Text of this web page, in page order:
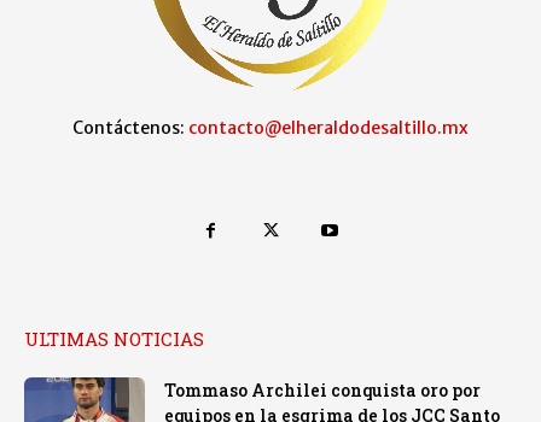
Contáctenos: contacto@elheraldodesaltillo.mx
ULTIMAS NOTICIAS
Tommaso Archilei conquista oro por
equipos en la esgrima de los JCC Santo